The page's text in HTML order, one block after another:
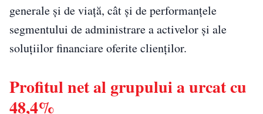
generale și de viață, cât și de performanțele
segmentului de administrare a activelor și ale
soluțiilor financiare oferite clienților.
Profitul net al grupului a urcat cu
48,4%